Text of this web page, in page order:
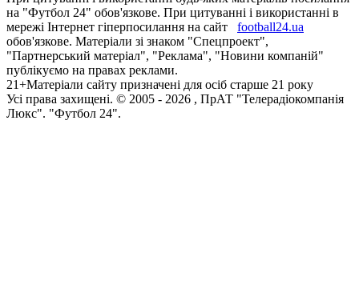
на "Футбол 24" обов'язкове. При цитуванні і використанні в
мережі Інтернет гіперпосилання на сайт
football24.ua
обов'язкове. Матеріали зі знаком "Спецпроект",
"Партнерський матеріал", "Реклама", "Новини компаній"
публікуємо на правах реклами.
21+Матеріали сайту призначені для осіб старше 21 року
Усi права захищенi. © 2005 - 2026 , ПрАТ "Телерадіокомпанія
Люкс". "Футбол 24".